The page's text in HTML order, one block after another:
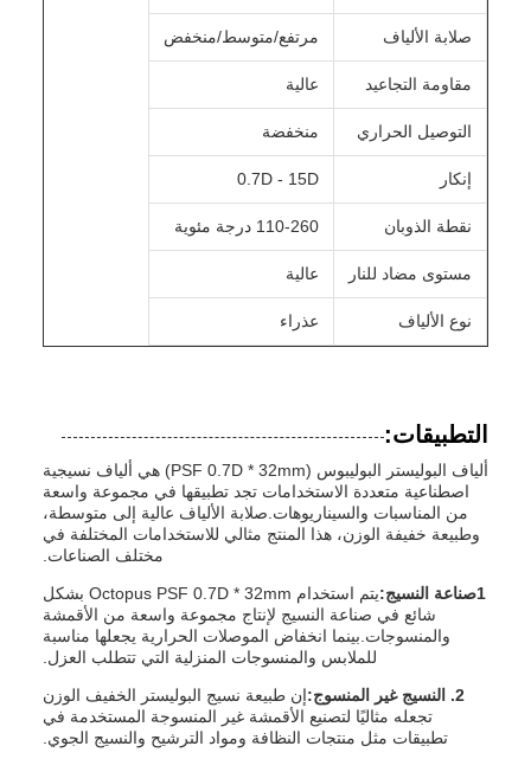
صلابة الألياف مرتفع/متوسط/منخفض
مقاومة التجاعيد عالية
التوصيل الحراري منخفضة
إنكار 0.7D - 15D
نقطة الذوبان 110-260 درجة مئوية
مستوى مضاد للنار عالية
نوع الألياف عذراء
التطبيقات:
ألياف البوليستر البوليبوس (PSF 0.7D * 32mm) هي ألياف نسيجية
اصطناعية متعددة الاستخدامات تجد تطبيقها في مجموعة واسعة
من المناسبات والسيناريوهات.صلابة الألياف عالية إلى متوسطة،
وطبيعة خفيفة الوزن، هذا المنتج مثالي للاستخدامات المختلفة في
مختلف الصناعات.
1صناعة النسيج:
يتم استخدام Octopus PSF 0.7D * 32mm بشكل
شائع في صناعة النسيج لإنتاج مجموعة واسعة من الأقمشة
والمنسوجات.بينما انخفاض الموصلات الحرارية يجعلها مناسبة
للملابس والمنسوجات المنزلية التي تتطلب العزل.
2. النسيج غير المنسوج:
إن طبيعة نسيج البوليستر الخفيف الوزن
تجعله مثاليًا لتصنيع الأقمشة غير المنسوجة المستخدمة في
تطبيقات مثل منتجات النظافة ومواد الترشيح والنسيج الجوي.